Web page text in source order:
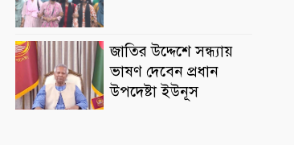
জাতির উদ্দেশে সন্ধ্যায়
ভাষণ দেবেন প্রধান
উপদেষ্টা ইউনূস